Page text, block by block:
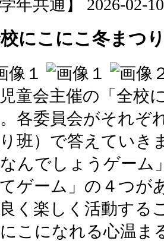
学年共通】 2026-02-
にこにこ冬まつ
童会主催の「全校
各委員会がそれぞ
班）で答えていき
んでしょうゲーム
ゲーム」の４つが
く楽しく活動する
こになれる心温ま